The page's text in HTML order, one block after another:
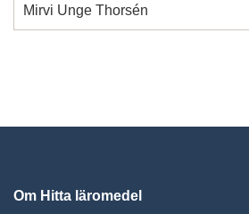
Mirvi Unge Thorsén
Om Hitta läromedel